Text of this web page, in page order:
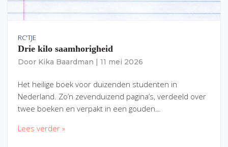
RC'TJE
Drie kilo saamhorigheid
Door Kika Baardman 11 mei 2026
Het heilige boek voor duizenden studenten in
Nederland. Zo’n zevenduizend pagina’s, verdeeld over
twee boeken en verpakt in een gouden…
Lees verder »